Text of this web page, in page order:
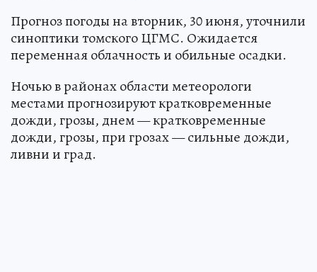
Прогноз погоды на вторник, 30 июня, уточнили
синоптики томского ЦГМС. Ожидается
переменная облачность и обильные осадки.
Ночью в районах области метеорологи
местами прогнозируют кратковременные
дожди, грозы, днем — кратковременные
дожди, грозы, при грозах — сильные дожди,
ливни и град.